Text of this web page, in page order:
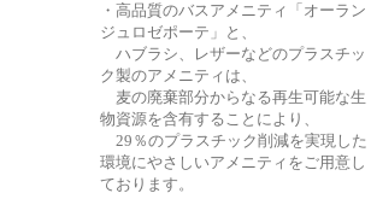
・高品質のバスアメニティ「オーラン
ジュロゼポーテ」と、
ハブラシ、レザーなどのプラスチッ
ク製のアメニティは、
麦の廃棄部分からなる再生可能な生
物資源を含有することにより、
29％のプラスチック削減を実現した
環境にやさしいアメニティをご用意し
ております。